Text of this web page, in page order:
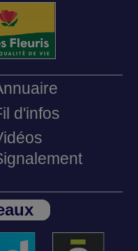
d'infos